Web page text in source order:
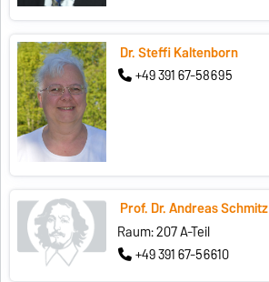
Dr. Steffi Kaltenborn
+49 391 67-58695
Prof. Dr. Andreas Schmitz
Raum: 207 A-Teil
+49 391 67-56610